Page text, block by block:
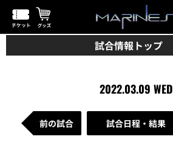
試合情報トップ
2022.03.09 WED
前の試合 試合日程・結果